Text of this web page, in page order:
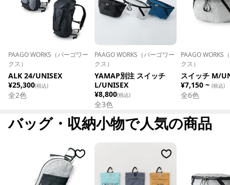
PAAGO WORKS（パーゴワー
クス）
ALK 24/UNISEX
¥25,300(税込)
全2色
PAAGO WORKS（パーゴワー
クス）
YAMAP別注 スイッチ
L/UNISEX
¥8,800(税込)
全3色
PAAGO WORKS
クス）
スイッチ M/
¥7,150 ~ (税込)
全6色
バッグ・収納小物で人気の商品